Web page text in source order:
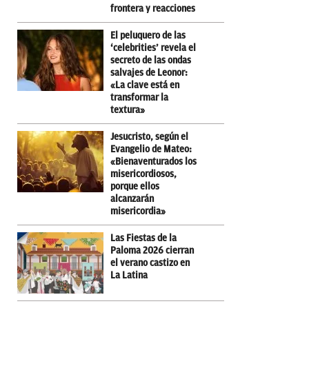
frontera y reacciones
El peluquero de las
‘celebrities’ revela el
secreto de las ondas
salvajes de Leonor:
«La clave está en
transformar la
textura»
Jesucristo, según el
Evangelio de Mateo:
«Bienaventurados los
misericordiosos,
porque ellos
alcanzarán
misericordia»
Las Fiestas de la
Paloma 2026 cierran
el verano castizo en
La Latina